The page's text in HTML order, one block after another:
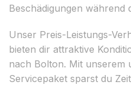
Beschädigungen während
Unser Preis-Leistungs-
bieten dir attraktive
nach Bolton. Mit unserem
Servicepaket sparst du